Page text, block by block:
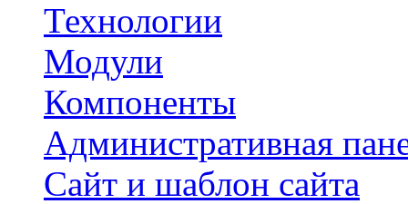
Технологии
Модули
Компоненты
Административная
Сайт и шаблон сайта